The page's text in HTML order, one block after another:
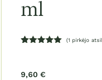
ml
įvertinimų:
(1 pirkėjo
9,60 €